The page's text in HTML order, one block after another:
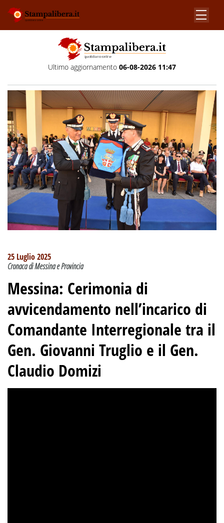
Ultimo aggiornamento 06-08-2026 11:47
25 Luglio 2025
Cronaca di Messina e Provincia
Messina: Cerimonia di
avvicendamento nell’incarico di
Comandante Interregionale tra il
Gen. Giovanni Truglio e il Gen.
Claudio Domizi